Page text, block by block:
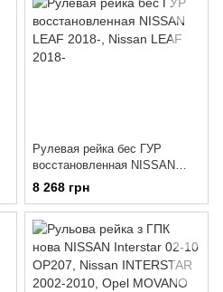
Рулевая рейка бес ГУР
восстановленная NISSAN
LEAF 2018-
8 268 грн